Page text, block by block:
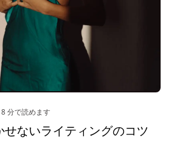
8 分で読めます
ないライティングのコツ